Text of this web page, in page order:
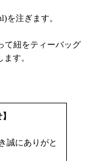
を注ぎます。
て紐をティーバッグ
す。
誠にありがと